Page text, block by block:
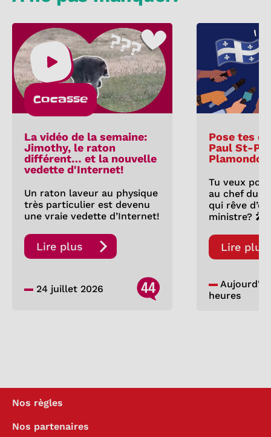
Cocasse
La vidéo de la semaine:
Jimothy, le raton
différent… et la nouvelle
vedette d'Internet!
Un raton laveur au physique
très particulier est devenu
une vraie vedette d’Internet!
Lire plus
24 juillet 2026 44
Pose tes
Paul St-
Tu veux
au chef du
qui rêve
ministre? 🎤
Lire plus
heures
Nos règles
Nos partenaires